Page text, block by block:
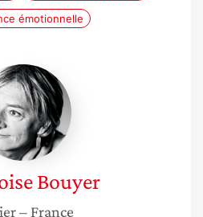
émotionnelle
Francoise
Bouyer
Bouyer
– France